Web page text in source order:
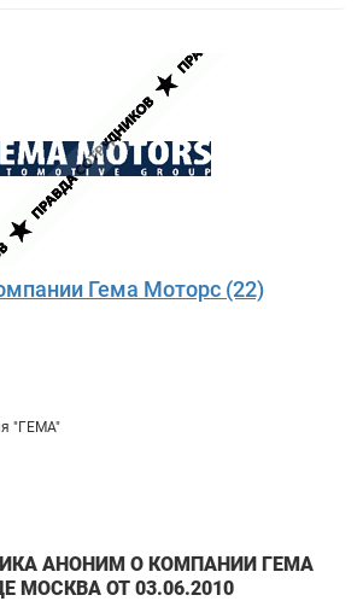
Гема Моторс (22)
"ГЕМА"
АНОНИМ О КОМПАНИИ ГЕМА
МОСКВА ОТ 03.06.2010